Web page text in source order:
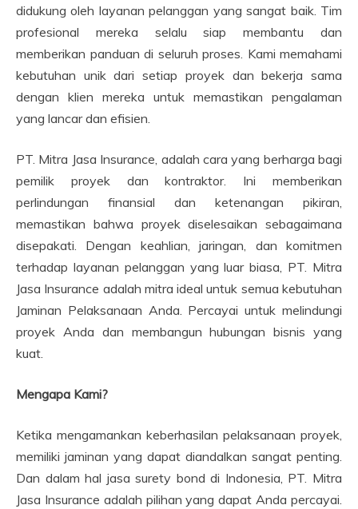
didukung oleh layanan pelanggan yang sangat baik. Tim
profesional mereka selalu siap membantu dan
memberikan panduan di seluruh proses. Kami memahami
kebutuhan unik dari setiap proyek dan bekerja sama
dengan klien mereka untuk memastikan pengalaman
yang lancar dan efisien.
PT. Mitra Jasa Insurance, adalah cara yang berharga bagi
pemilik proyek dan kontraktor. Ini memberikan
perlindungan finansial dan ketenangan pikiran,
memastikan bahwa proyek diselesaikan sebagaimana
disepakati. Dengan keahlian, jaringan, dan komitmen
terhadap layanan pelanggan yang luar biasa, PT. Mitra
Jasa Insurance adalah mitra ideal untuk semua kebutuhan
Jaminan Pelaksanaan Anda. Percayai untuk melindungi
proyek Anda dan membangun hubungan bisnis yang
kuat.
Mengapa Kami?
Ketika mengamankan keberhasilan pelaksanaan proyek,
memiliki jaminan yang dapat diandalkan sangat penting.
Dan dalam hal jasa surety bond di Indonesia, PT. Mitra
Jasa Insurance adalah pilihan yang dapat Anda percayai.